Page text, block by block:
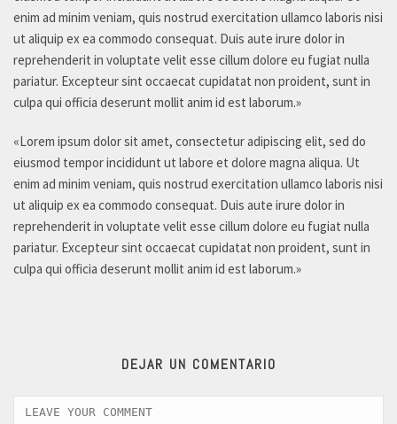
enim ad minim veniam, quis nostrud exercitation ullamco laboris nisi
ut aliquip ex ea commodo consequat. Duis aute irure dolor in
reprehenderit in voluptate velit esse cillum dolore eu fugiat nulla
pariatur. Excepteur sint occaecat cupidatat non proident, sunt in
culpa qui officia deserunt mollit anim id est laborum.»
«Lorem ipsum dolor sit amet, consectetur adipiscing elit, sed do
eiusmod tempor incididunt ut labore et dolore magna aliqua. Ut
enim ad minim veniam, quis nostrud exercitation ullamco laboris nisi
ut aliquip ex ea commodo consequat. Duis aute irure dolor in
reprehenderit in voluptate velit esse cillum dolore eu fugiat nulla
pariatur. Excepteur sint occaecat cupidatat non proident, sunt in
culpa qui officia deserunt mollit anim id est laborum.»
DEJAR UN COMENTARIO